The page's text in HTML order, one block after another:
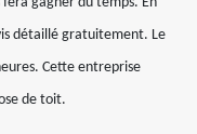
détaillé gratuitement. Le
Cette entreprise
de toit.